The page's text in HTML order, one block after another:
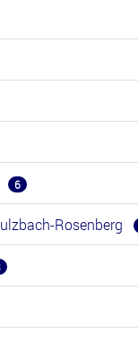
6
Rosenberg